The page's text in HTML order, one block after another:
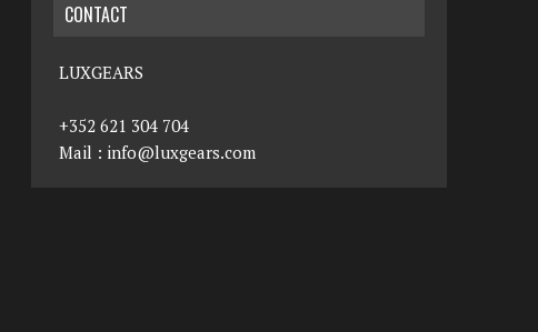
CONTACT
LUXGEARS
+352 621 304 704
Mail : info@luxgears.com